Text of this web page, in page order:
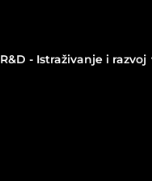
R&D - Istraživanje i razvoj